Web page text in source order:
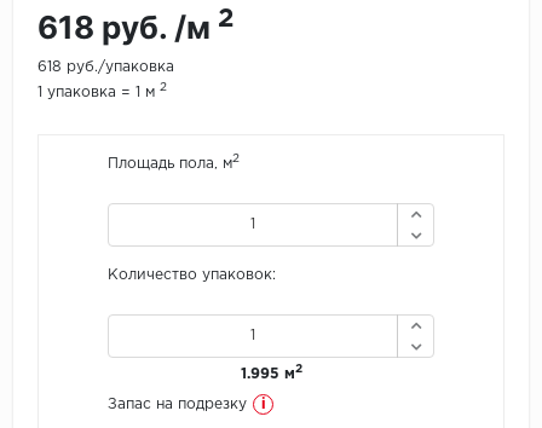
618 руб. /м 2
618 руб./упаковка
1 упаковка = 1 м 2
Площадь пола, м2
Количество упаковок:
1.995 м2
Запас на подрезку i